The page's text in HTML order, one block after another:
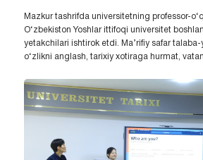
Mazkur tashrifda universitetning professor-
O‘zbekiston Yoshlar ittifoqi universitet
yetakchilari ishtirok etdi. Ma’rifiy safar
o‘zlikni anglash, tarixiy xotiraga hurmat,